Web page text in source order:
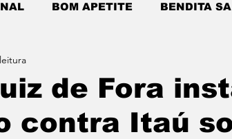
BOM APETITE BENDITA
de Fora
contra Itaú